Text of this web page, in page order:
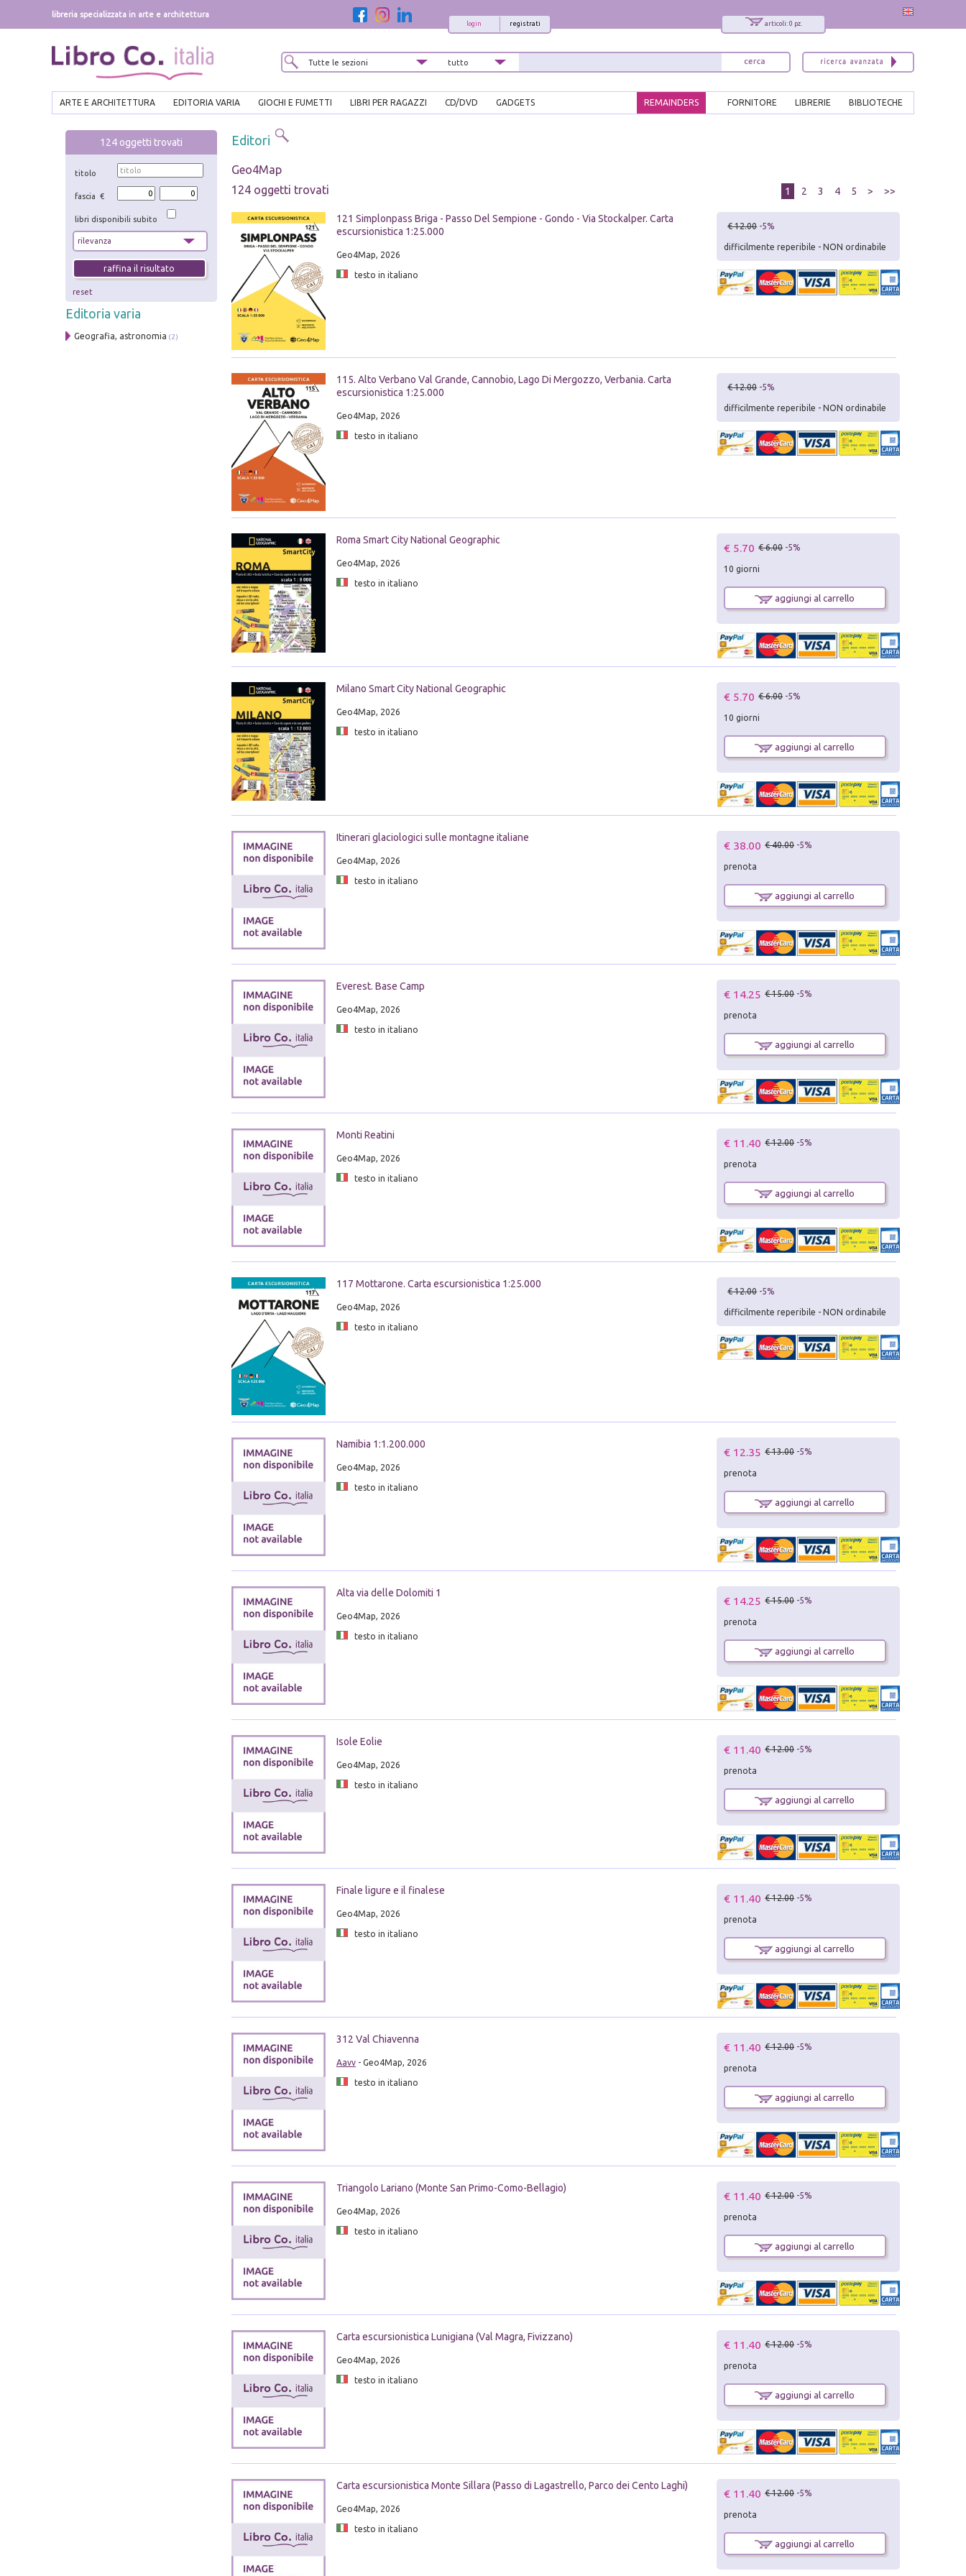
libreria specializzata in arte e architettura
articoli: 0 pz.
registrati
login
ARTE E ARCHITETTURA EDITORIA VARIA GIOCHI E FUMETTI LIBRI PER RAGAZZI CD/DVD GADGETS BIBLIOTECHE
LIBRERIE
FORNITORE
REMAINDERS
124 oggetti trovati
titolo
fascia €
libri disponibili subito
reset
Editoria varia
Geografia, astronomia (2)
Editori
Geo4Map
124 oggetti trovati
1 2 3 4 5 > >>
121 Simplonpass Briga - Passo Del Sempione - Gondo - Via Stockalper. Carta
escursionistica 1:25.000
Geo4Map, 2026
testo in italiano
€ 12.00 -5%
difficilmente reperibile - NON ordinabile
115. Alto Verbano Val Grande, Cannobio, Lago Di Mergozzo, Verbania. Carta
escursionistica 1:25.000
Geo4Map, 2026
testo in italiano
€ 12.00 -5%
difficilmente reperibile - NON ordinabile
Roma Smart City National Geographic
Geo4Map, 2026
testo in italiano
€ 5.70 € 6.00 -5%
10 giorni
aggiungi al carrello
Milano Smart City National Geographic
Geo4Map, 2026
testo in italiano
€ 5.70 € 6.00 -5%
10 giorni
aggiungi al carrello
Itinerari glaciologici sulle montagne italiane
Geo4Map, 2026
testo in italiano
€ 38.00 € 40.00 -5%
prenota
aggiungi al carrello
Everest. Base Camp
Geo4Map, 2026
testo in italiano
€ 14.25 € 15.00 -5%
prenota
aggiungi al carrello
Monti Reatini
Geo4Map, 2026
testo in italiano
€ 11.40 € 12.00 -5%
prenota
aggiungi al carrello
117 Mottarone. Carta escursionistica 1:25.000
Geo4Map, 2026
testo in italiano
€ 12.00 -5%
difficilmente reperibile - NON ordinabile
Namibia 1:1.200.000
Geo4Map, 2026
testo in italiano
€ 12.35 € 13.00 -5%
prenota
aggiungi al carrello
Alta via delle Dolomiti 1
Geo4Map, 2026
testo in italiano
€ 14.25 € 15.00 -5%
prenota
aggiungi al carrello
Isole Eolie
Geo4Map, 2026
testo in italiano
€ 11.40 € 12.00 -5%
prenota
aggiungi al carrello
Finale ligure e il finalese
Geo4Map, 2026
testo in italiano
€ 11.40 € 12.00 -5%
prenota
aggiungi al carrello
312 Val Chiavenna
Aavv- Geo4Map, 2026
testo in italiano
€ 11.40 € 12.00 -5%
prenota
aggiungi al carrello
Triangolo Lariano (Monte San Primo-Como-Bellagio)
Geo4Map, 2026
testo in italiano
€ 11.40 € 12.00 -5%
prenota
aggiungi al carrello
Carta escursionistica Lunigiana (Val Magra, Fivizzano)
Geo4Map, 2026
testo in italiano
€ 11.40 € 12.00 -5%
prenota
aggiungi al carrello
Carta escursionistica Monte Sillara (Passo di Lagastrello, Parco dei Cento Laghi)
Geo4Map, 2026
testo in italiano
€ 11.40 € 12.00 -5%
prenota
aggiungi al carrello